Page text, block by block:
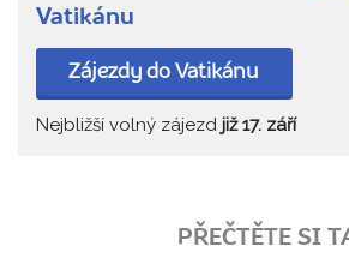
Vatikánu
Zájezdy do Vatikánu
Nejbližší volný zájezd již 17. září
PŘEČTĚTE SI